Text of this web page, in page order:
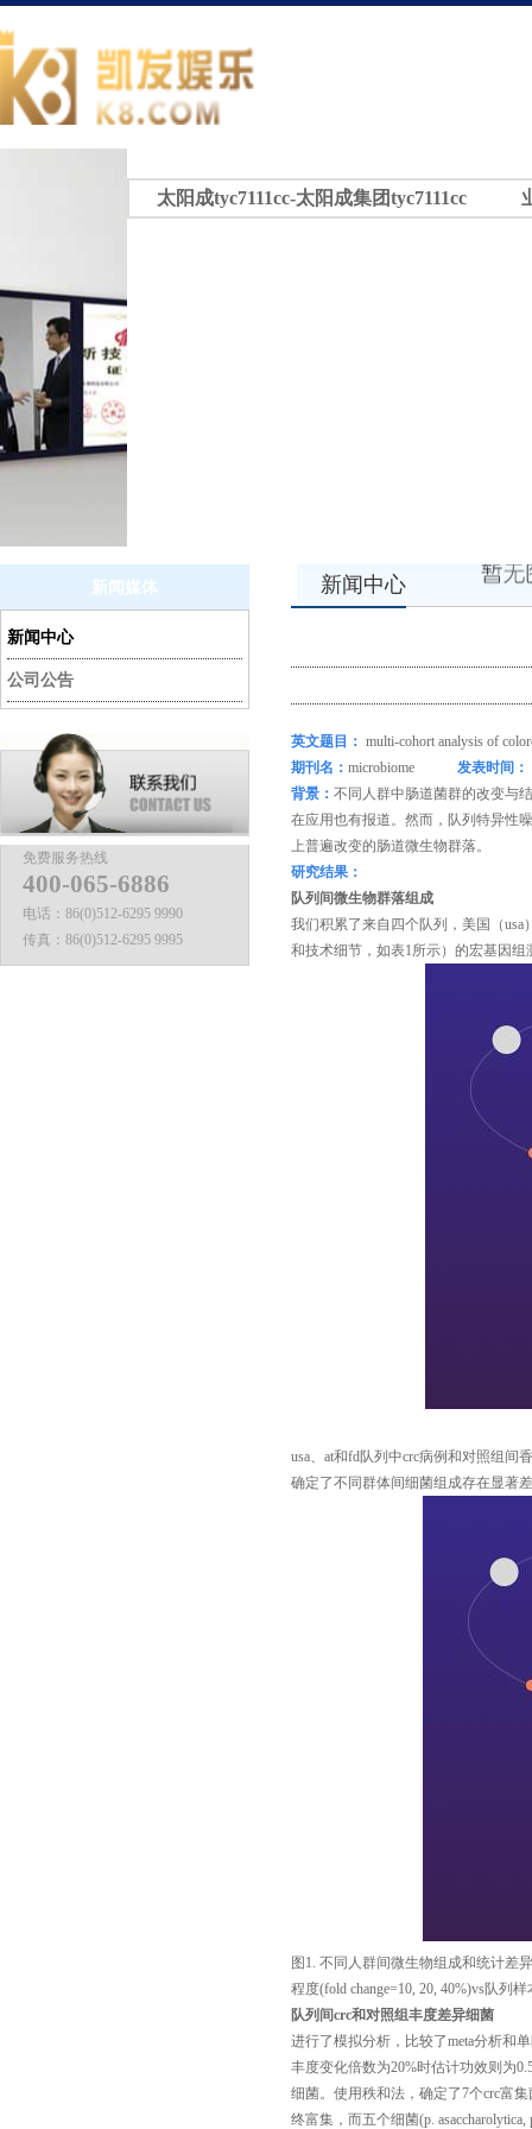
太阳成tyc7111cc-太阳成集团tyc7111cc
新闻媒体
新闻中心
公司公告
免费服务热线
400-065-6886
电话： 86(0)512-6295 9990
传真： 86(0)512-6295 9995
新闻中心
英文题目： multi-cohort analysis of
期刊名 ： microbiome 发表时间：
背景 ： 不同人群中肠道菌群的改变与
在应用也有报道。 然而，队列特异性
上普遍改变的肠道微生物群落。
研究结果：
队列间微生物群落组成
我们积累了来自四个队列，美国（usa
和技术细节，如表1所示）的宏基因组
usa、at和fd队列中crc病例和对照组间
确定了不同群体间细菌组成存在显著
图 1. 不同人群间微生物组成和统计差
程度(fold change=10, 20, 40%)vs队列
队列间crc和对照组丰度差异细菌
进行了模拟分析，比较了meta分析和
丰度变化倍数为20%时估计功效则为
细菌。使用秩和法，确定了7个crc富集
终富集，而五个细菌(p.